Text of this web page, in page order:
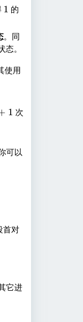
1
1 的
。同
。
使用
1 次
可以
首对
它进